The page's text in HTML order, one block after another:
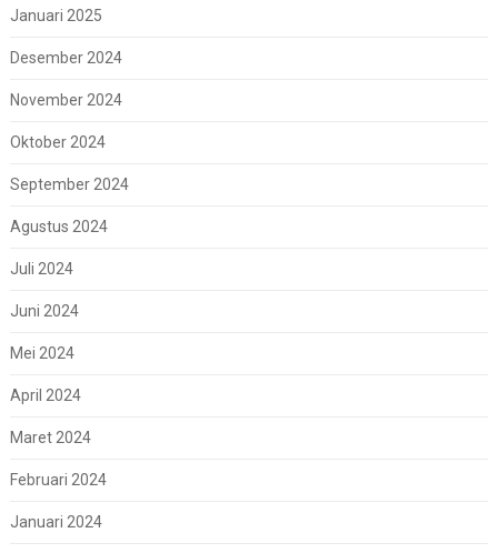
Januari 2025
Desember 2024
November 2024
Oktober 2024
September 2024
Agustus 2024
Juli 2024
Juni 2024
Mei 2024
April 2024
Maret 2024
Februari 2024
Januari 2024